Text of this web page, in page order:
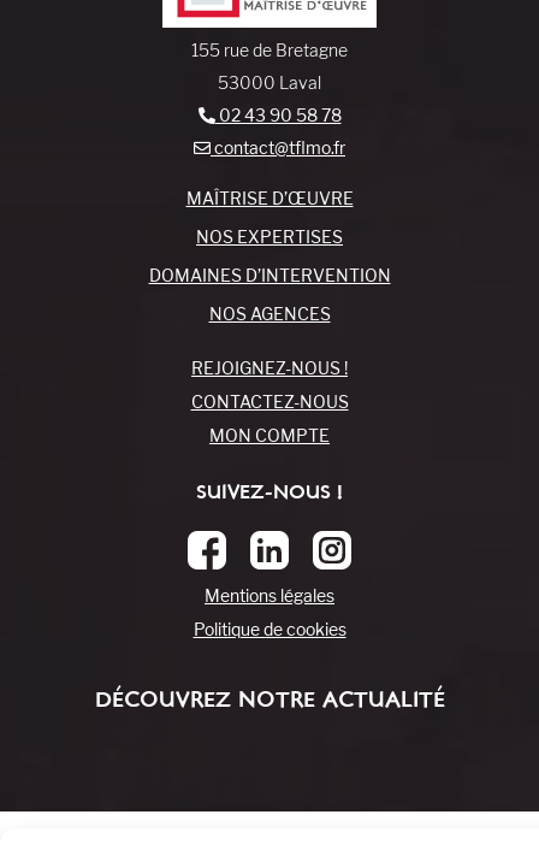
155 rue de Bretagne
53000 Laval
02 43 90 58 78
contact@tflmo.fr
MAÎTRISE D’ŒUVRE
NOS EXPERTISES
DOMAINES D’INTERVENTION
NOS AGENCES
REJOIGNEZ-NOUS !
CONTACTEZ-NOUS
MON COMPTE
SUIVEZ-NOUS !
Mentions légales
Politique de cookies
DÉCOUVREZ NOTRE ACTUALITÉ